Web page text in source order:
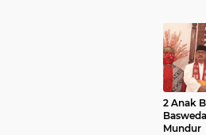
2 Anak
Mundur